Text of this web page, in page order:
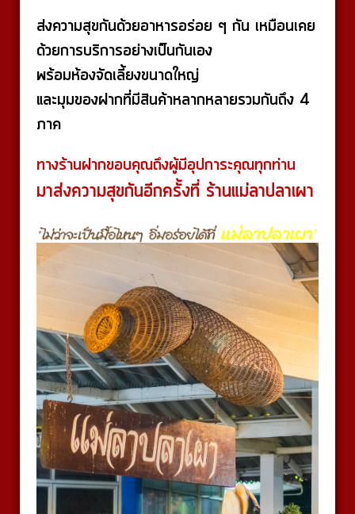
โทร. 036-813701 , 080-9108563
ส่งความสุขกันด้วยอาหารอร่อย ๆ กัน เหมือนเคย
ด้วยการบริการอย่างเป็นกันเอง
พร้อมห้องจัดเลี้ยงขนาดใหญ่
ภาค
มาส่งความสุขกันอีกครั้งที่ ร้านแม่ลาปลาเผา